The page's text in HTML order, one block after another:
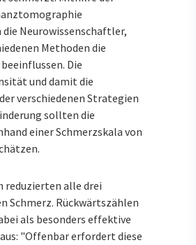
Neurowissenschaftler,
Methoden die
Die
und damit die
verschiedenen Strategien
sollten die
einer Schmerzskala von
reduzierten alle drei
Schmerz. Rückwärtszählen
als besonders effektive
"Offenbar erfordert diese